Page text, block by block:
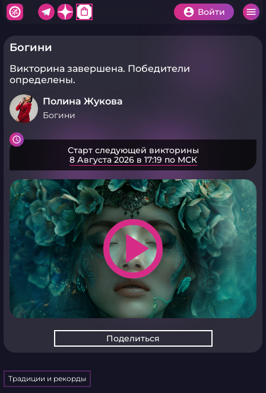
shopping_bag Войти
Богини
Викторина завершена. Победители
определены.
Полина Жукова
Богини
Старт следующей викторины
8 Августа 2026 в 17:19 по МСК
play_arrow
Поделиться
Традиции и рекорды